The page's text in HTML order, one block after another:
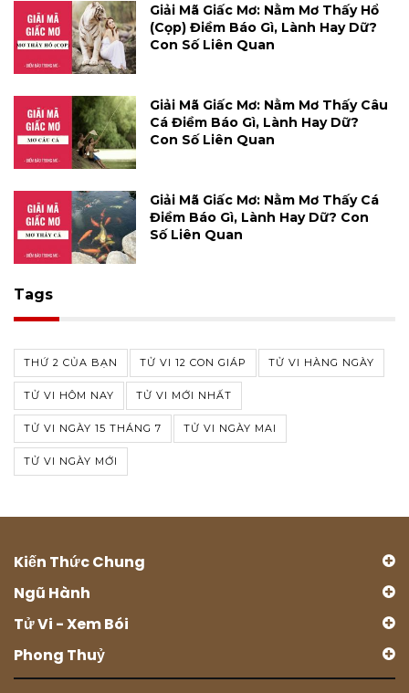
Giải Mã Giấc Mơ: Nằm Mơ Thấy Hổ
(cọp) Điềm Báo Gì, Lành Hay Dữ?
Con Số Liên Quan
Giải Mã Giấc Mơ: Nằm Mơ Thấy Câu
Cá Điềm Báo Gì, Lành Hay Dữ?
Con Số Liên Quan
Giải Mã Giấc Mơ: Nằm Mơ Thấy Cá
Điềm Báo Gì, Lành Hay Dữ? Con
Số Liên Quan
Tags
THỨ 2 CỦA BẠN TỬ VI 12 CON GIÁP TỬ VI HÀNG NGÀY
TỬ VI HÔM NAY TỬ VI MỚI NHẤT
TỬ VI NGÀY 15 THÁNG 7 TỬ VI NGÀY MAI
TỬ VI NGÀY MỚI
Kiến Thức Chung
Ngũ Hành
Tử Vi - Xem Bói
Phong Thuỷ